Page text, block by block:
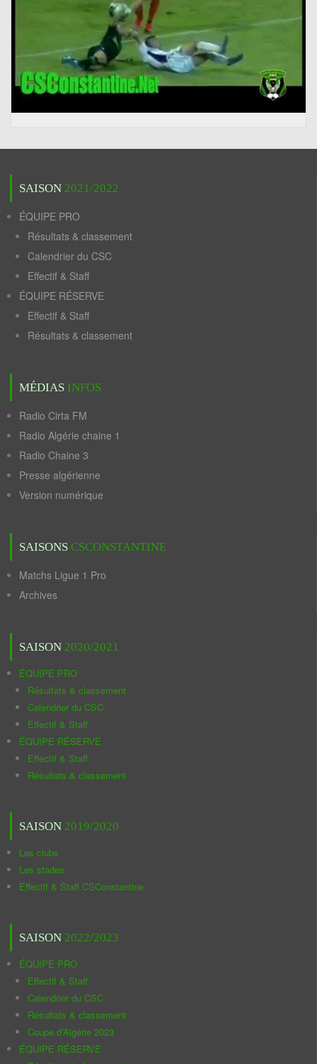
SAISON 2021/2022
ÉQUIPE PRO
Résultats & classement
Calendrier du CSC
Effectif & Staff
ÉQUIPE RÉSERVE
Effectif & Staff
Résultats & classement
MÉDIAS INFOS
Radio Cirta FM
Radio Algérie chaine 1
Radio Chaine 3
Presse algérienne
Version numérique
SAISONS CSCONSTANTINE
Matchs Ligue 1 Pro
Archives
SAISON 2020/2021
ÉQUIPE PRO
Résultats & classement
Calendrier du CSC
Effectif & Staff
ÉQUIPE RÉSERVE
Effectif & Staff
Résultats & classement
SAISON 2019/2020
Les clubs
Les stades
Effectif & Staff CSConstantine
SAISON 2022/2023
ÉQUIPE PRO
Effectif & Staff
Calendrier du CSC
Résultats & classement
Coupe d'Algérie 2023
ÉQUIPE RÉSERVE